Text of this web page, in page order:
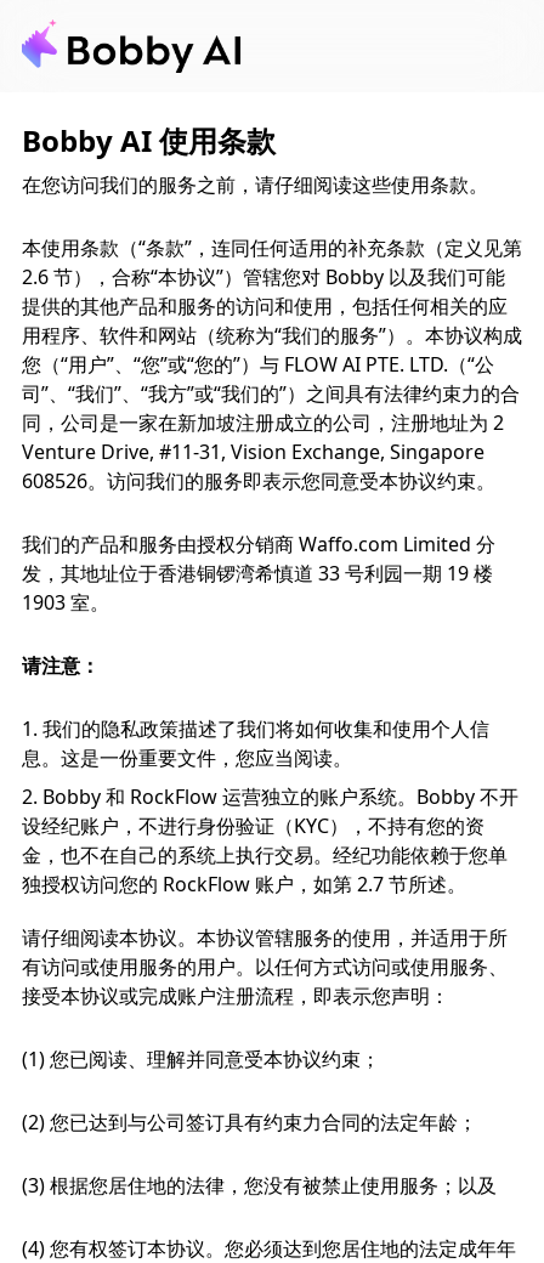
Bobby AI 使用条款
在您访问我们的服务之前，请仔细阅读这些使用条款。
本使用条款（“条款”，连同任何适用的补充条款（定义见第
2.6 节），合称“本协议”）管辖您对 Bobby 以及我们可能
提供的其他产品和服务的访问和使用，包括任何相关的应
用程序、软件和网站（统称为“我们的服务”）。本协议构成
您（“用户”、“您”或“您的”）与 FLOW AI PTE. LTD.（“公
司”、“我们”、“我方”或“我们的”）之间具有法律约束力的合
同，公司是一家在新加坡注册成立的公司，注册地址为 2
Venture Drive, #11-31, Vision Exchange, Singapore
608526。访问我们的服务即表示您同意受本协议约束。
我们的产品和服务由授权分销商 Waffo.com Limited 分
发，其地址位于香港铜锣湾希慎道 33 号利园一期 19 楼
1903 室。
请注意：
我们的隐私政策描述了我们将如何收集和使用个人信
息。这是一份重要文件，您应当阅读。
Bobby 和 RockFlow 运营独立的账户系统。Bobby 不开
设经纪账户，不进行身份验证（KYC），不持有您的资
金，也不在自己的系统上执行交易。经纪功能依赖于您单
独授权访问您的 RockFlow 账户，如第 2.7 节所述。
请仔细阅读本协议。本协议管辖服务的使用，并适用于所
有访问或使用服务的用户。以任何方式访问或使用服务、
接受本协议或完成账户注册流程，即表示您声明：
(1) 您已阅读、理解并同意受本协议约束；
(2) 您已达到与公司签订具有约束力合同的法定年龄；
(3) 根据您居住地的法律，您没有被禁止使用服务；以及
(4) 您有权签订本协议。您必须达到您居住地的法定成年年